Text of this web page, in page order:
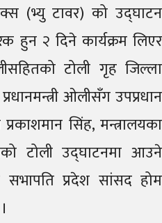
(भ्यु टावर) को उद्घाटन
हुन २ दिने कार्यक्रम लिएर
टोली गृह जिल्ला
ओलीसँग उपप्रधान
सिंह, मन्त्रालयका
टोली उद्घाटनमा आउने
सभापति प्रदेश सांसद होम